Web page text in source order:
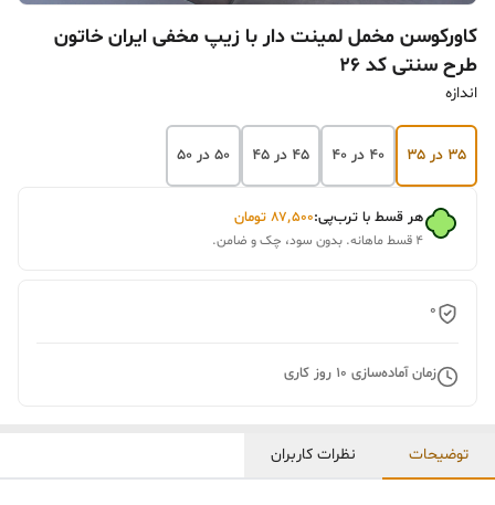
کاورکوسن مخمل لمینت دار با زیپ مخفی ایران خاتون
طرح سنتی کد ۲۶
اندازه
۳۵ در ۳۵ ۴۰ در ۴۰ ۴۵ در ۴۵ ۵۰ در ۵۰
هر قسط با ترب‌پی:۸۷٬۵۰۰ تومان
۴ قسط ماهانه. بدون سود، چک و ضامن.
0
زمان آماده‌سازی 10 روز کاری
توضیحات نظرات کاربران